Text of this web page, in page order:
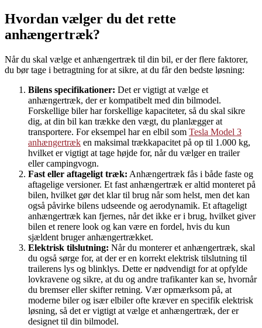
Hvordan vælger du det rette
anhængertræk?
Når du skal vælge et anhængertræk til din bil, er der flere faktorer,
du bør tage i betragtning for at sikre, at du får den bedste løsning:
Bilens specifikationer: Det er vigtigt at vælge et
anhængertræk, der er kompatibelt med din bilmodel.
Forskellige biler har forskellige kapaciteter, så du skal sikre
dig, at din bil kan trække den vægt, du planlægger at
transportere. For eksempel har en elbil som Tesla Model 3
anhængertræk en maksimal trækkapacitet på op til 1.000 kg,
hvilket er vigtigt at tage højde for, når du vælger en trailer
eller campingvogn.
Fast eller aftageligt træk: Anhængertræk fås i både faste og
aftagelige versioner. Et fast anhængertræk er altid monteret på
bilen, hvilket gør det klar til brug når som helst, men det kan
også påvirke bilens udseende og aerodynamik. Et aftageligt
anhængertræk kan fjernes, når det ikke er i brug, hvilket giver
bilen et renere look og kan være en fordel, hvis du kun
sjældent bruger anhængertrækket.
Elektrisk tilslutning: Når du monterer et anhængertræk, skal
du også sørge for, at der er en korrekt elektrisk tilslutning til
trailerens lys og blinklys. Dette er nødvendigt for at opfylde
lovkravene og sikre, at du og andre trafikanter kan se, hvornår
du bremser eller skifter retning. Vær opmærksom på, at
moderne biler og især elbiler ofte kræver en specifik elektrisk
løsning, så det er vigtigt at vælge et anhængertræk, der er
designet til din bilmodel.